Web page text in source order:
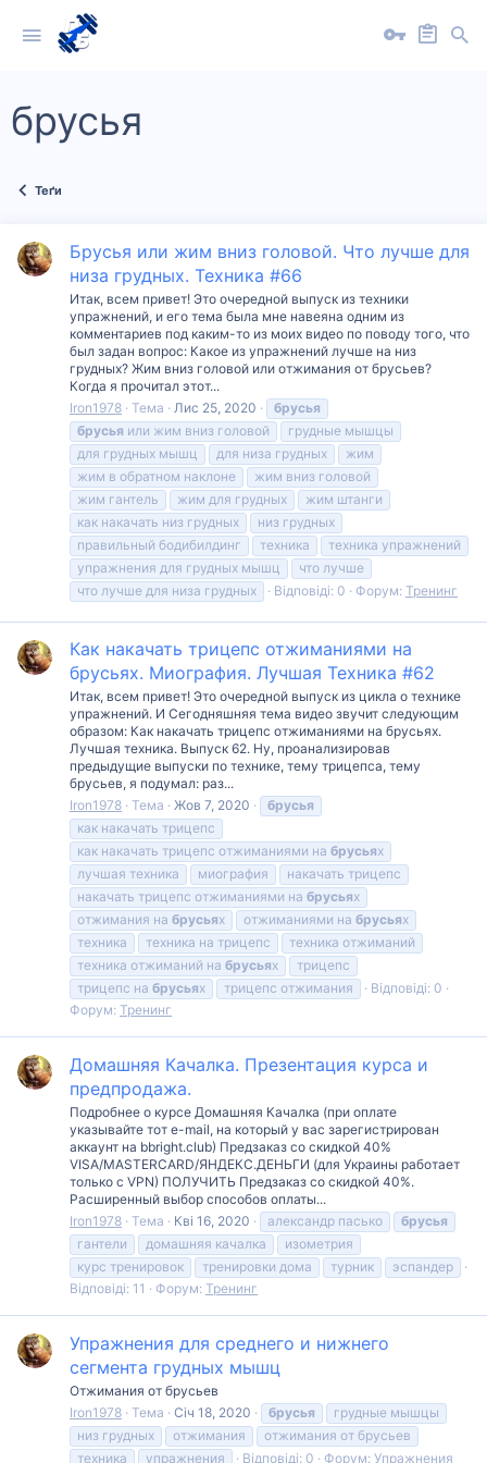
брусья
Теґи
Брусья или жим вниз головой. Что лучше для
низа грудных. Техника #66
Итак, всем привет! Это очередной выпуск из техники
упражнений, и его тема была мне навеяна одним из
комментариев под каким-то из моих видео по поводу того, что
был задан вопрос: Какое из упражнений лучше на низ
грудных? Жим вниз головой или отжимания от брусьев?
Когда я прочитал этот...
Iron1978 Тема Лис 25, 2020
брусья
брусья или жим вниз головой
грудные мышцы
для грудных мышц
для низа грудных
жим
жим в обратном наклоне
жим вниз головой
жим гантель
жим для грудных
жим штанги
как накачать низ грудных
низ грудных
правильный бодибилдинг
техника
техника упражнений
упражнения для грудных мышц
что лучше
что лучше для низа грудных
Відповіді: 0 Форум: Тренинг
Как накачать трицепс отжиманиями на
брусьях. Миография. Лучшая Техника #62
Итак, всем привет! Это очередной выпуск из цикла о технике
упражнений. И Сегодняшняя тема видео звучит следующим
образом: Как накачать трицепс отжиманиями на брусьях.
Лучшая техника. Выпуск 62. Ну, проанализировав
предыдущие выпуски по технике, тему трицепса, тему
брусьев, я подумал: раз...
Iron1978 Тема Жов 7, 2020
брусья
как накачать трицепс
как накачать трицепс отжиманиями на брусьях
лучшая техника
миография
накачать трицепс
накачать трицепс отжиманиями на брусьях
отжимания на брусьях отжиманиями на брусьях
техника
техника на трицепс
техника отжиманий
техника отжиманий на брусьях
трицепс
трицепс на брусьях трицепс отжимания
Відповіді: 0
Форум: Тренинг
Домашняя Качалка. Презентация курса и
предпродажа.
Подробнее о курсе Домашняя Качалка (при оплате
указывайте тот e-mail, на который у вас зарегистрирован
аккаунт на bbright.club) Предзаказ со скидкой 40%
VISA/MASTERCARD/ЯНДЕКС.ДЕНЬГИ (для Украины работает
только с VPN) ПОЛУЧИТЬ Предзаказ со скидкой 40%.
Расширенный выбор способов оплаты...
Iron1978 Тема Кві 16, 2020 александр пасько
брусья
гантели
домашняя качалка
изометрия
курс тренировок
тренировки дома турник
эспандер
Відповіді: 11
Форум: Тренинг
Упражнения для среднего и нижнего
сегмента грудных мышц
Отжимания от брусьев
Iron1978 Тема Січ 18, 2020 брусья
грудные мышцы
низ грудных
отжимания
отжимания от брусьев
техника
упражнения Відповіді: 0 Форум: Упражнения